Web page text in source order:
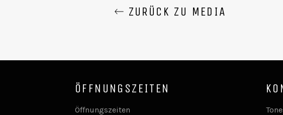
ZURÜCK ZU MEDIA
ÖFFNUNGSZEITEN
Öffnungszeiten